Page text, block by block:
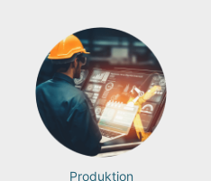
Produktion